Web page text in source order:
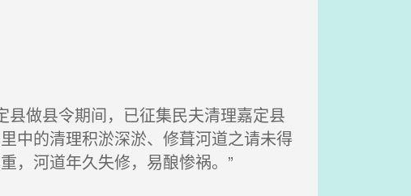
做县令期间，已征集民夫清理嘉定县
中的清理积淤深淤、修葺河道之请未得
，河道年久失修，易酿惨祸。”